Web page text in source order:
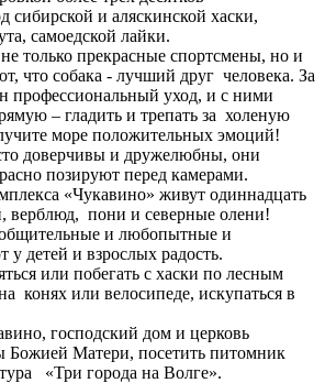
сибирской и аляскинской хаски,
самоедской лайки.
только прекрасные спортсмены, но и
что собака - лучший друг человека. За
профессиональный уход, и с ними
– гладить и трепать за холеную
море положительных эмоций!
доверчивы и дружелюбны, они
позируют перед камерами.
«Чукавино» живут одиннадцать
верблюд, пони и северные олени!
и любопытные и
детей и взрослых радость.
или побегать с хаски по лесным
конях или велосипеде, искупаться в
господский дом и церковь
Божией Матери, посетить питомник
«Три города на Волге».